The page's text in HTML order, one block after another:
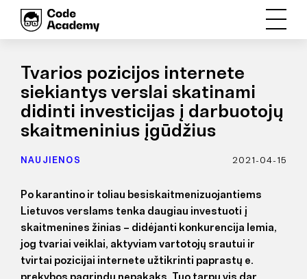
Tvarios pozicijos internete
siekiantys verslai skatinami
didinti investicijas į darbuotojų
skaitmeninius įgūdžius
NAUJIENOS 2021-04-15
Po karantino ir toliau besiskaitmenizuojantiems
Lietuvos verslams tenka daugiau investuoti į
skaitmenines žinias – didėjanti konkurencija lemia,
jog tvariai veiklai, aktyviam vartotojų srautui ir
tvirtai pozicijai internete užtikrinti paprastų e.